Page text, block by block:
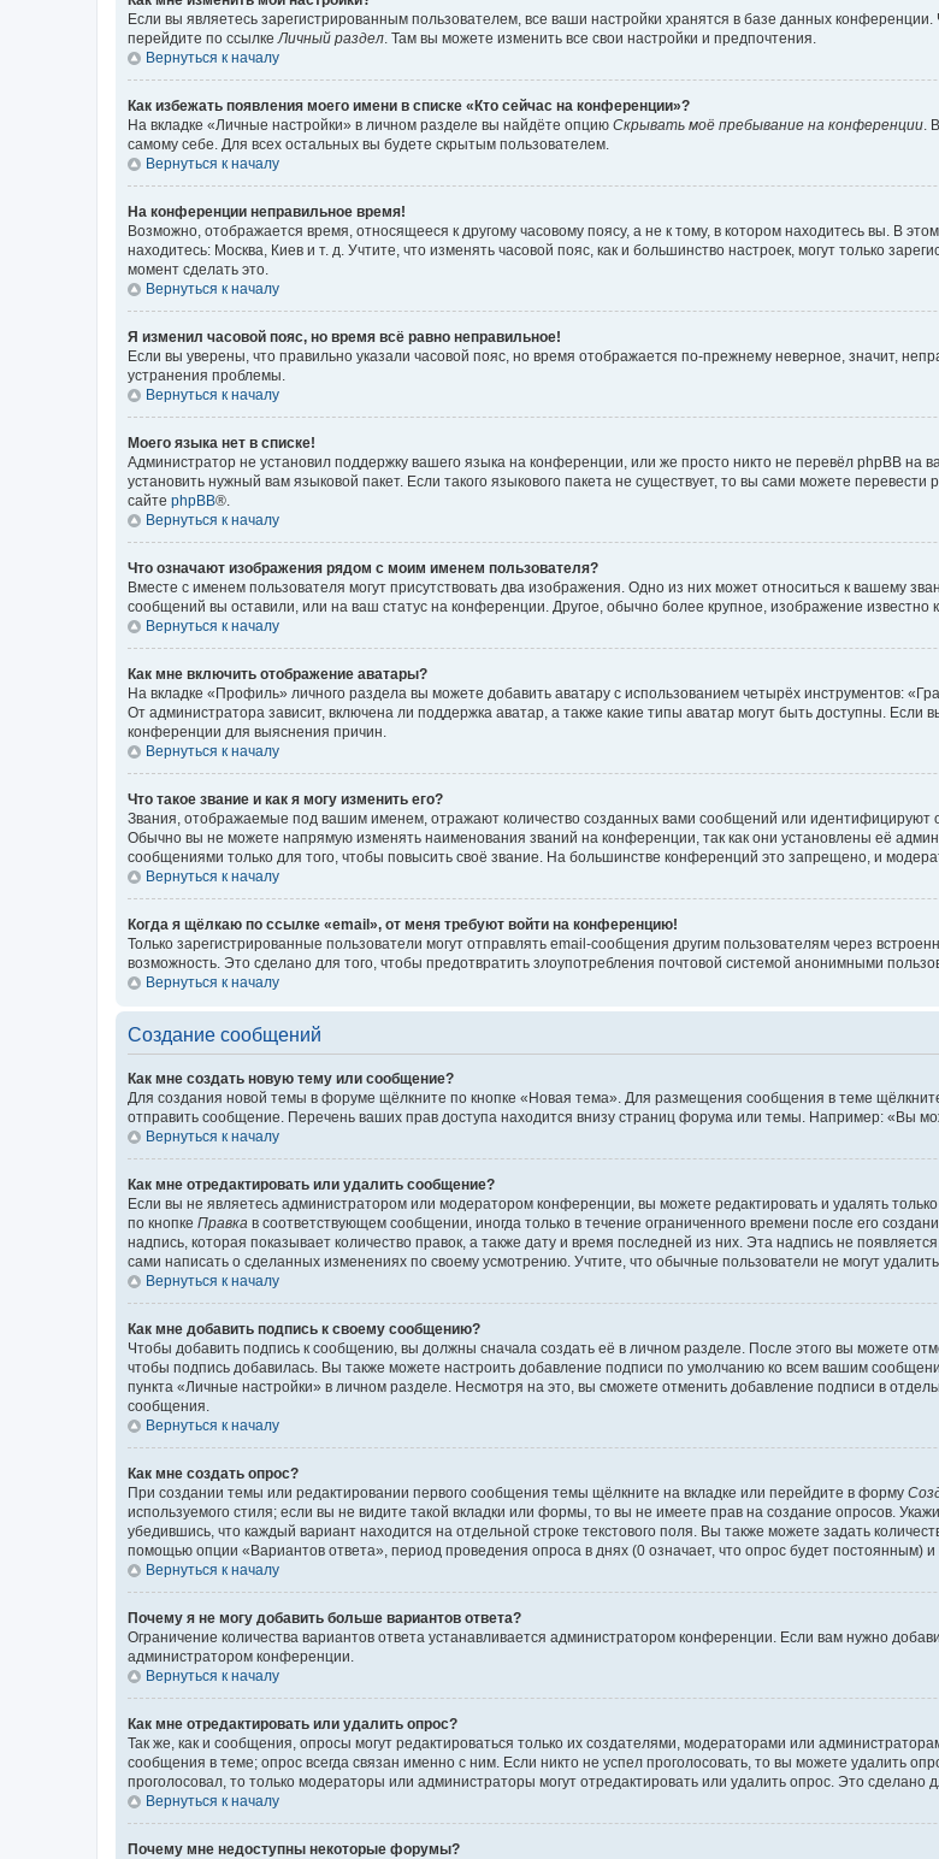
Если вы являетесь зарегистрированным пользователем, все ваши настройки хранятся в базе данных
перейдите по ссылке Личный раздел . Там вы можете изменить все свои настройки и предпочтения.
Вернуться к началу
Как избежать появления моего имени в списке «Кто сейчас на конференции»?
На вкладке «Личные настройки» в личном разделе вы найдёте опцию Скрывать моё пребывание на конференции .
самому себе. Для всех остальных вы будете скрытым пользователем.
Вернуться к началу
На конференции неправильное время!
Возможно, отображается время, относящееся к другому часовому поясу, а не к тому, в котором находитесь вы. В
находитесь: Москва, Киев и т. д. Учтите, что изменять часовой пояс, как и большинство настроек, могут только
момент сделать это.
Вернуться к началу
Я изменил часовой пояс, но время всё равно неправильное!
Если вы уверены, что правильно указали часовой пояс, но время отображается по-прежнему неверное, значит,
устранения проблемы.
Вернуться к началу
Моего языка нет в списке!
Администратор не установил поддержку вашего языка на конференции, или же просто никто не перевёл phpBB
установить нужный вам языковой пакет. Если такого языкового пакета не существует, то вы сами можете
сайте phpBB®.
Вернуться к началу
Что означают изображения рядом с моим именем пользователя?
Вместе с именем пользователя могут присутствовать два изображения. Одно из них может относиться к вашему
сообщений вы оставили, или на ваш статус на конференции. Другое, обычно более крупное, изображение известно
Вернуться к началу
Как мне включить отображение аватары?
На вкладке «Профиль» личного раздела вы можете добавить аватару с использованием четырёх инструментов:
От администратора зависит, включена ли поддержка аватар, а также какие типы аватар могут быть доступны.
конференции для выяснения причин.
Вернуться к началу
Что такое звание и как я могу изменить его?
Звания, отображаемые под вашим именем, отражают количество созданных вами сообщений или идентифицируют
Обычно вы не можете напрямую изменять наименования званий на конференции, так как они установлены её
сообщениями только для того, чтобы повысить своё звание. На большинстве конференций это запрещено, и
Вернуться к началу
Когда я щёлкаю по ссылке «email», от меня требуют войти на конференцию!
Только зарегистрированные пользователи могут отправлять email-сообщения другим пользователям через
возможность. Это сделано для того, чтобы предотвратить злоупотребления почтовой системой анонимными
Вернуться к началу
Создание сообщений
Как мне создать новую тему или сообщение?
Для создания новой темы в форуме щёлкните по кнопке «Новая тема». Для размещения сообщения в теме
отправить сообщение. Перечень ваших прав доступа находится внизу страниц форума или темы. Например: «Вы
Вернуться к началу
Как мне отредактировать или удалить сообщение?
Если вы не являетесь администратором или модератором конференции, вы можете редактировать и удалять
по кнопке Правка в соответствующем сообщении, иногда только в течение ограниченного времени после его
надпись, которая показывает количество правок, а также дату и время последней из них. Эта надпись не
сами написать о сделанных изменениях по своему усмотрению. Учтите, что обычные пользователи не могут
Вернуться к началу
Как мне добавить подпись к своему сообщению?
Чтобы добавить подпись к сообщению, вы должны сначала создать её в личном разделе. После этого вы можете
чтобы подпись добавилась. Вы также можете настроить добавление подписи по умолчанию ко всем вашим
пункта «Личные настройки» в личном разделе. Несмотря на это, вы сможете отменить добавление подписи в
сообщения.
Вернуться к началу
Как мне создать опрос?
При создании темы или редактировании первого сообщения темы щёлкните на вкладке или перейдите в форму
используемого стиля; если вы не видите такой вкладки или формы, то вы не имеете прав на создание опросов.
убедившись, что каждый вариант находится на отдельной строке текстового поля. Вы также можете задать
помощью опции «Вариантов ответа», период проведения опроса в днях (0 означает, что опрос будет постоянным)
Вернуться к началу
Почему я не могу добавить больше вариантов ответа?
Ограничение количества вариантов ответа устанавливается администратором конференции. Если вам нужно
администратором конференции.
Вернуться к началу
Как мне отредактировать или удалить опрос?
Так же, как и сообщения, опросы могут редактироваться только их создателями, модераторами или
сообщения в теме; опрос всегда связан именно с ним. Если никто не успел проголосовать, то вы можете удалить
проголосовал, то только модераторы или администраторы могут отредактировать или удалить опрос. Это сделано
Вернуться к началу
Почему мне недоступны некоторые форумы?